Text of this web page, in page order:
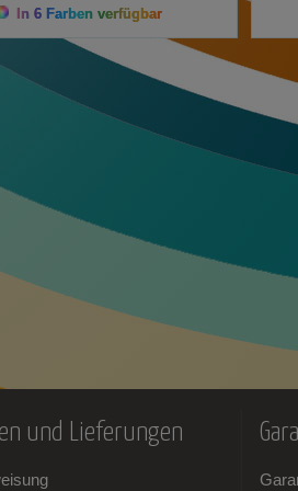
In 6 Farben verfügbar
und Lieferungen